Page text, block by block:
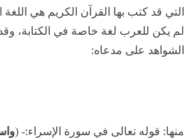
التي قد كتب بها القرآن الكريم هي اللغة
لم يكن للعرب لغة خاصة في الكتابة،
الشواهد على مدعاه:
منها: قوله تعالى في سورة الإسراء:- (